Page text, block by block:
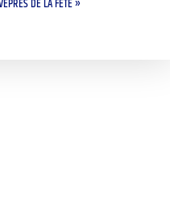
DE LA FÊTE »